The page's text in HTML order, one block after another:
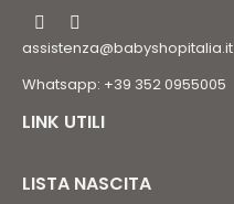
assistenza@babyshopitalia.it
Whatsapp: +39 352 0955005
LINK UTILI
LISTA NASCITA